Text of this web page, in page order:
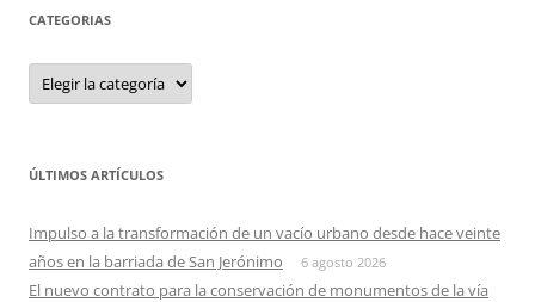
CATEGORIAS
Categorias
ÚLTIMOS ARTÍCULOS
Impulso a la transformación de un vacío urbano desde hace veinte
años en la barriada de San Jerónimo
6 agosto 2026
El nuevo contrato para la conservación de monumentos de la vía